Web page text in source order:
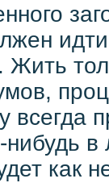
Жить
нибудь
как